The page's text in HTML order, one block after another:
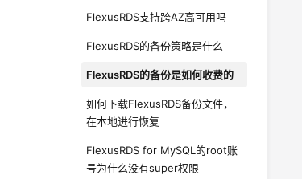
FlexusRDS支持跨AZ高可用吗
FlexusRDS的备份策略是什么
FlexusRDS的备份是如何收费的
如何下载FlexusRDS备份文件，
在本地进行恢复
FlexusRDS for MySQL的root账
号为什么没有super权限